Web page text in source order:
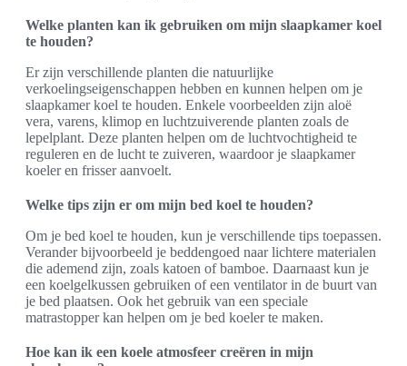
Welke planten kan ik gebruiken om mijn slaapkamer koel
te houden?
Er zijn verschillende planten die natuurlijke
verkoelingseigenschappen hebben en kunnen helpen om je
slaapkamer koel te houden. Enkele voorbeelden zijn aloë
vera, varens, klimop en luchtzuiverende planten zoals de
lepelplant. Deze planten helpen om de luchtvochtigheid te
reguleren en de lucht te zuiveren, waardoor je slaapkamer
koeler en frisser aanvoelt.
Welke tips zijn er om mijn bed koel te houden?
Om je bed koel te houden, kun je verschillende tips toepassen.
Verander bijvoorbeeld je beddengoed naar lichtere materialen
die ademend zijn, zoals katoen of bamboe. Daarnaast kun je
een koelgelkussen gebruiken of een ventilator in de buurt van
je bed plaatsen. Ook het gebruik van een speciale
matrastopper kan helpen om je bed koeler te maken.
Hoe kan ik een koele atmosfeer creëren in mijn